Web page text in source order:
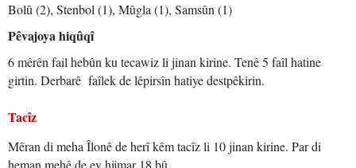
Bolû (2), Stenbol (1), Mûgla (1), Samsûn (1)
Pêvajoya hiqûqî
6 mêrên fail hebûn ku tecawiz li jinan kirine. Tenê 5 faîl hatine
girtin. Derbarê faîlek de lêpirsîn hatiye destpêkirin.
Tacîz
Mêran di meha Îlonê de herî kêm tacîz li 10 jinan kirine. Par di
heman mehê de ev hijmar 18 bû.